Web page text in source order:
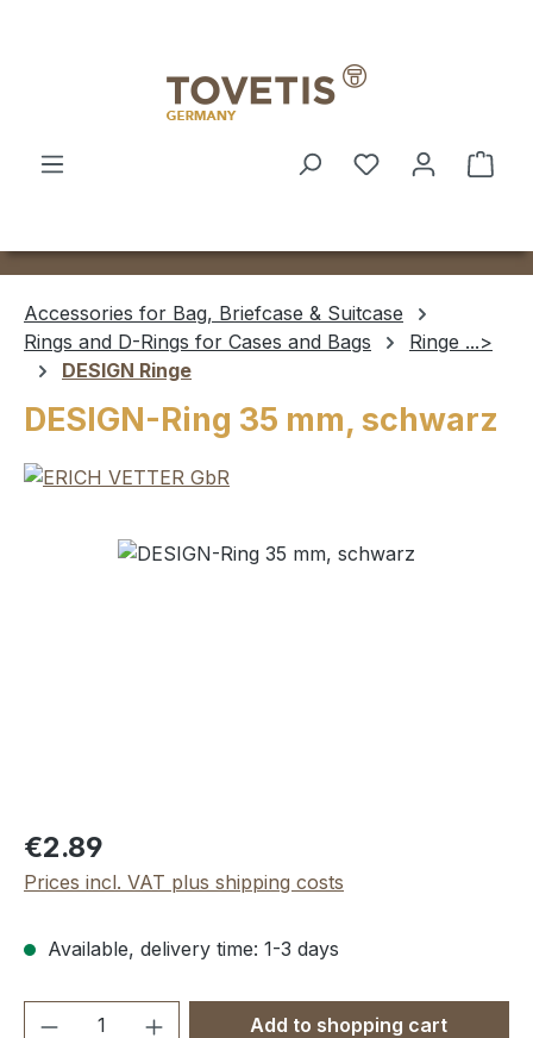
Accessories for Bag, Briefcase & Suitcase
Rings and D-Rings for Cases and Bags
Ringe ...>
DESIGN Ringe
DESIGN-Ring 35 mm, schwarz
Skip image gallery
Regular price:
€2.89
Prices incl. VAT plus shipping costs
Available, delivery time: 1-3 days
Product Quantity: Enter the desired
Add to shopping cart